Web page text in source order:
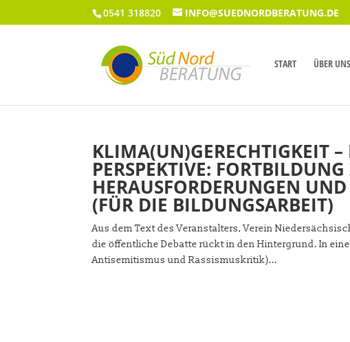
0541 318820 INFO@SUEDNORDBERATUNG.DE
START ÜBER UNS
KLIMA(UN)GERECHTIGKEIT
PERSPEKTIVE:
HERAUSFORDERUNGEN
(FÜR DIE BILDUNGSARBEIT)
Aus dem Text des Veranstalters, Verein
die öffentliche Debatte rückt in den Hintergrund. In
Antisemitismus und Rassismuskritik)...